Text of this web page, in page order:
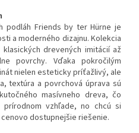
podláh Friends by ter Hürne je
a moderného dizajnu. Kolekcia
drevených imitácií až
povrchy. Vďaka pokročilým
nielen esteticky príťažlivý, ale
textúra a povrchová úprava sú
masívneho dreva, čo
vzhľade, no chcú si
dostupnejšie riešenie.